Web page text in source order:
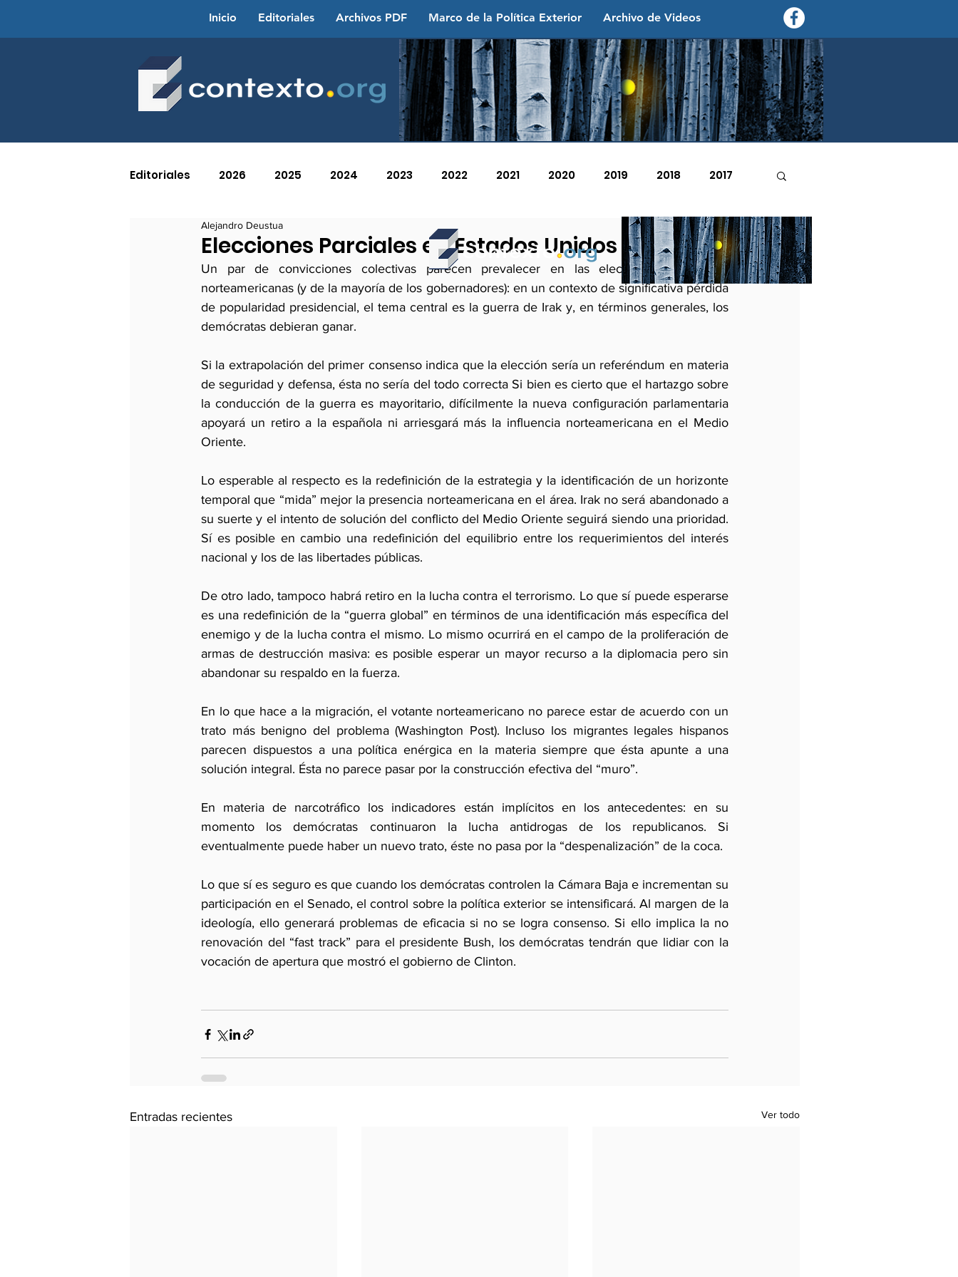
Inicio Editoriales Archivos PDF Marco de la Política Exterior Archivo de Videos
contexto - politica exterior
Editoriales 2026 2025 2024 2023 2022 2021 2020 2019 2018 2017
2015 2014 2011 2007 2006
2004 2003
Elecciones Parciales en Estados Unidos
Alejandro Deustua
Un par de convicciones colectivas parecen prevalecer en las elecciones legislativas
norteamericanas (y de la mayoría de los gobernadores): en un contexto de significativa pérdida
de popularidad presidencial, el tema central es la guerra de Irak y, en términos generales, los
demócratas debieran ganar.
Si la extrapolación del primer consenso indica que la elección sería un referéndum en materia
de seguridad y defensa, ésta no sería del todo correcta Si bien es cierto que el hartazgo sobre
la conducción de la guerra es mayoritario, difícilmente la nueva configuración parlamentaria
apoyará un retiro a la española ni arriesgará más la influencia norteamericana en el Medio
Oriente.
Lo esperable al respecto es la redefinición de la estrategia y la identificación de un horizonte
temporal que “mida” mejor la presencia norteamericana en el área. Irak no será abandonado a
su suerte y el intento de solución del conflicto del Medio Oriente seguirá siendo una prioridad.
Sí es posible en cambio una redefinición del equilibrio entre los requerimientos del interés
nacional y los de las libertades públicas.
De otro lado, tampoco habrá retiro en la lucha contra el terrorismo. Lo que sí puede esperarse
es una redefinición de la “guerra global” en términos de una identificación más específica del
enemigo y de la lucha contra el mismo. Lo mismo ocurrirá en el campo de la proliferación de
armas de destrucción masiva: es posible esperar un mayor recurso a la diplomacia pero sin
abandonar su respaldo en la fuerza.
En lo que hace a la migración, el votante norteamericano no parece estar de acuerdo con un
trato más benigno del problema (Washington Post). Incluso los migrantes legales hispanos
parecen dispuestos a una política enérgica en la materia siempre que ésta apunte a una
solución integral. Ésta no parece pasar por la construcción efectiva del “muro”.
En materia de narcotráfico los indicadores están implícitos en los antecedentes: en su
momento los demócratas continuaron la lucha antidrogas de los republicanos. Si
eventualmente puede haber un nuevo trato, éste no pasa por la “despenalización” de la coca.
Lo que sí es seguro es que cuando los demócratas controlen la Cámara Baja e incrementan su
participación en el Senado, el control sobre la política exterior se intensificará. Al margen de la
ideología, ello generará problemas de eficacia si no se logra consenso. Si ello implica la no
renovación del “fast track” para el presidente Bush, los demócratas tendrán que lidiar con la
vocación de apertura que mostró el gobierno de Clinton.
Entradas recientes Ver todo